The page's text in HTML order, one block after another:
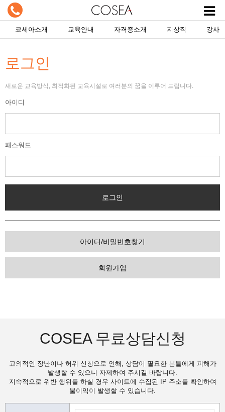
코세아소개 교육안내 자격증소개 지상직 강사
로그인
새로운 교육방식, 최적화된 교육시설로 여러분의 꿈을 이루어 드립니다.
아이디
패스워드
아이디/비밀번호찾기
회원가입
COSEA 무료상담신청
고의적인 장난이나 허위 신청으로 인해, 상담이 필요한 분들에게 피해가
발생할 수 있으니 자제하여 주시길 바랍니다.
지속적으로 위반 행위를 하실 경우 사이트에 수집된 IP 주소를 확인하여
불이익이 발생할 수 있습니다.